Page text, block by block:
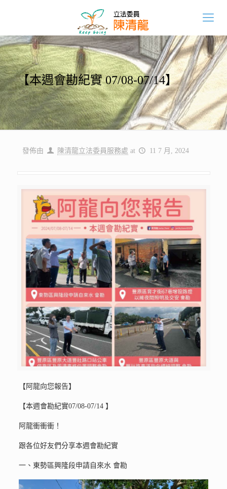
【本週會勘紀實 07/08-07/14】
發佈由 陳清龍立法委員服務處 at 11 7 月, 2024
【阿龍向您報告】
【本週會勘紀實07/08-07/14 】
阿龍衝衝衝！
跟各位好友們分享本週會勘紀實
一、東勢區興隆段申請自來水 會勘